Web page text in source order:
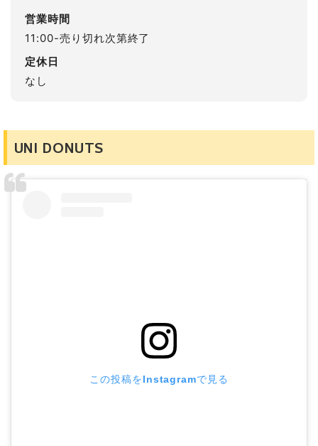
営業時間
11:00-売り切れ次第終了
定休日
なし
UNI DONUTS
この投稿をInstagramで見る